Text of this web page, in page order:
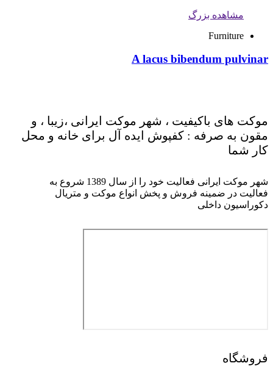
مشاهده بزرگ
Furniture
A lacus bibendum pulvinar
موکت های باکیفیت ، شهر موکت ایرانی ،زیبا ، و
مقون به صرفه : کفپوش ایده آل برای خانه و محل
کار شما
شهر موکت ایرانی فعالیت خود را از سال 1389 شروع به
فعالیت در ضمینه فروش و پخش انواع موکت و متریال
دکوراسیون داخلی
فروشگاه